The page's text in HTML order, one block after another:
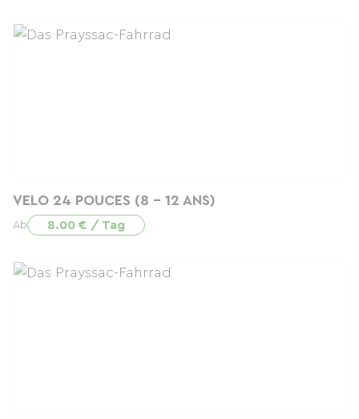
VELO 24 POUCES (8 - 12 ANS)
Ab 8.00 € / Tag